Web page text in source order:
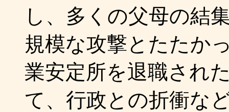
し、多くの父母の結
規模な攻撃とたたか
業安定所を退職され
て、行政との折衝な